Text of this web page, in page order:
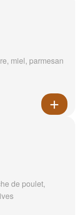
miel, parmesan
de poulet,